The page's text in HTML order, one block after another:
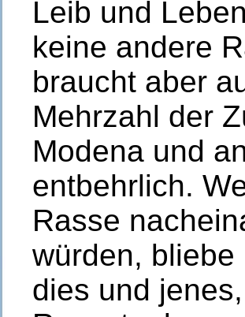
Leib und
keine andere
braucht aber
Mehrzahl der
Modena und
entbehrlich.
Rasse
würden,
dies und